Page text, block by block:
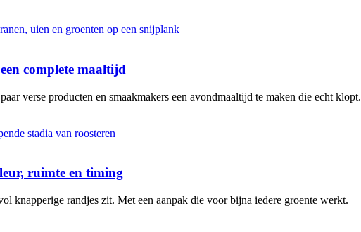
complete maaltijd
verse producten en smaakmakers een avondmaaltijd te maken die echt klopt.
ruimte en timing
knapperige randjes zit. Met een aanpak die voor bijna iedere groente werkt.